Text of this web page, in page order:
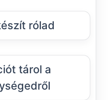
rólad
tárol a